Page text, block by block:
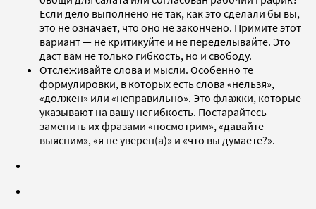
Если дело выполнено не так, как это сделали бы вы,
это не означает, что оно не закончено. Примите этот
вариант — не критикуйте и не переделывайте. Это
даст вам не только гибкость, но и свободу.
Отслеживайте слова и мысли. Особенно те
формулировки, в которых есть слова «нельзя»,
«должен» или «неправильно». Это флажки, которые
указывают на вашу негибкость. Постарайтесь
заменить их фразами «посмотрим», «давайте
выясним», «я не уверен(а)» и «что вы думаете?».